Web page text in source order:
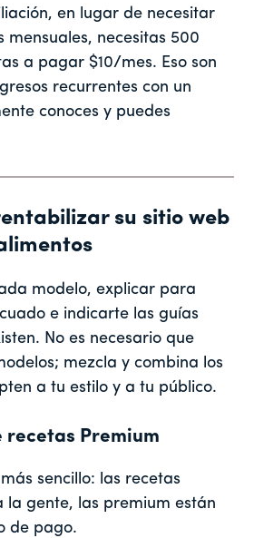
en lugar de necesitar
mensuales, necesitas 500
a pagar $10/mes. Eso son
recurrentes con un
conoces y puedes
su sitio web
modelo, explicar para
e indicarte las guías
No es necesario que
mezcla y combina los
a tu estilo y a tu público.
recetas Premium
sencillo: las recetas
gente, las premium están
de pago.